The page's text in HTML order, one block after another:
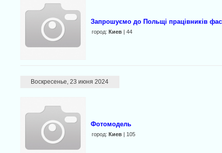
Запрошуємо до Польщі працівників
город: Киев| 44
Воскресенье, 23 июня 2024
Фотомодель
город: Киев| 105